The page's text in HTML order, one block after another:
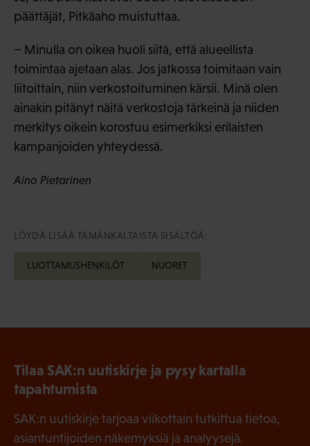
päättäjät, Pitkäaho muistuttaa.
− Minulla on oikea huoli siitä, että alueellista
toimintaa ajetaan alas. Jos jatkossa toimitaan vain
liitoittain, niin verkostoituminen kärsii. Minä olen
ainakin pitänyt näitä verkostoja tärkeinä ja niiden
merkitys oikein korostuu esimerkiksi erilaisten
kampanjoiden yhteydessä.
Aino Pietarinen
LÖYDÄ LISÄÄ TÄMÄNKALTAISTA SISÄLTÖÄ:
LUOTTAMUSHENKILÖT NUORET
Tilaa SAK:n uutiskirje ja pysy kartalla
tapahtumista
SAK:n uutiskirje tarjoaa viikottain tutkittua tietoa,
asiantuntijoiden näkemyksiä ja analyysejä.